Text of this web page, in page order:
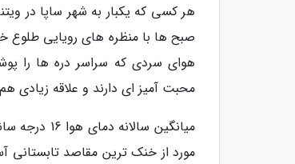
هر کسی که یکبار به شهر ساپا در
صبح ها با منظره های رویایی طلوع
محبت آمیز ای دارند و علاقه زیادی
مورد از خنک ترین مقاصد تابستانی